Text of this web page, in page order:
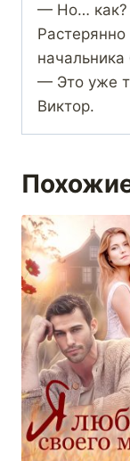
— Но… как?
— Это уже
Виктор.